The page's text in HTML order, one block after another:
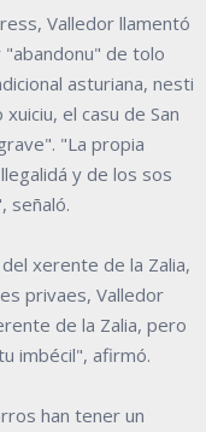
Valledor llamentó
de tolo
asturiana, nesti
el casu de San
"La propia
y de los sos
señaló.
xerente de la Zalia,
privaes, Valledor
de la Zalia, pero
imbécil", afirmó.
han tener un